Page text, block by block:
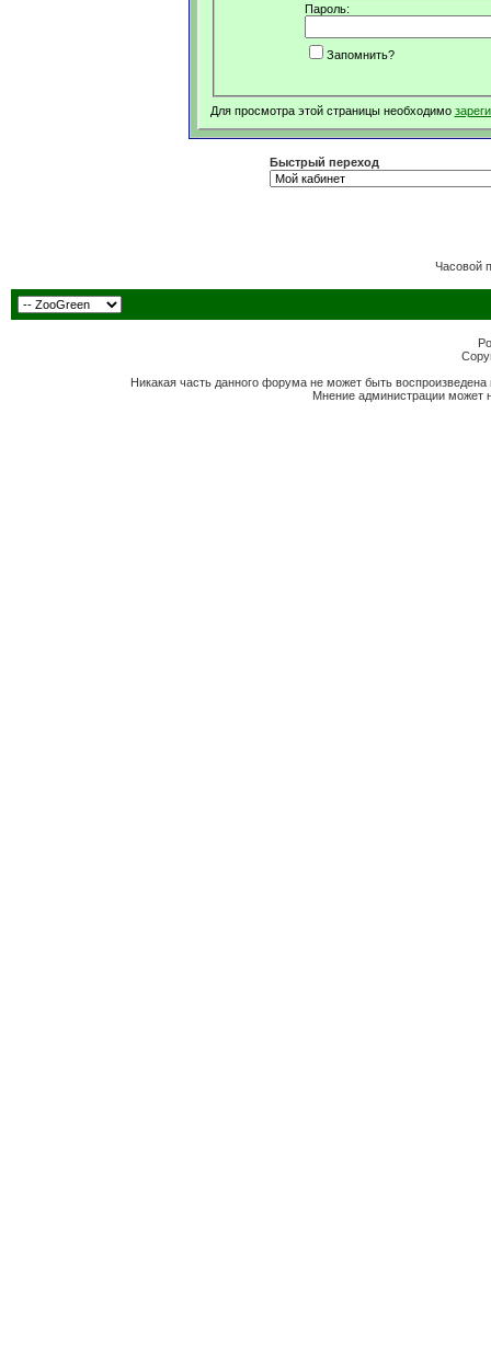
Пароль:
Запомнить?
Для просмотра этой страницы необходимо
Быстрый переход
Часовой
Никакая часть данного форума не может быть
Мнение администрации может